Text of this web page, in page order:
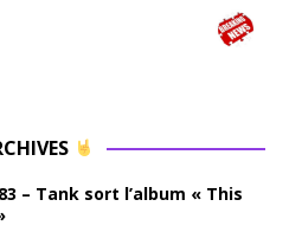
– Tank sort l’album « This